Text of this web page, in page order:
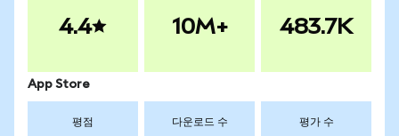
4.4 10M+ 483.7K
App Store
평점 다운로드 수 평가 수